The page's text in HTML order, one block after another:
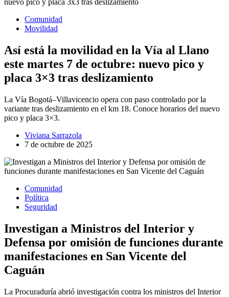
Comunidad
Movilidad
Así está la movilidad en la Vía al Llano
este martes 7 de octubre: nuevo pico y
placa 3×3 tras deslizamiento
La Vía Bogotá–Villavicencio opera con paso controlado por la
variante tras deslizamiento en el km 18. Conoce horarios del nuevo
pico y placa 3×3.
Viviana Sarrazola
7 de octubre de 2025
Comunidad
Política
Seguridad
Investigan a Ministros del Interior y
Defensa por omisión de funciones durante
manifestaciones en San Vicente del
Caguán
La Procuraduría abrió investigación contra los ministros del Interior